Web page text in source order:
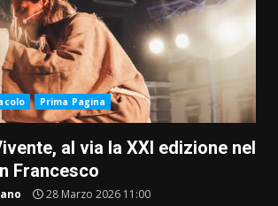
Prima Pagina
al via la XXI edizione nel
Francesco
28 Marzo 2026 11:00